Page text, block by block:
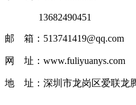
13682490451
邮 箱：513741419@qq.com
网 址：www.fuliyuanys.com
地 址：深圳市龙岗区爱联龙